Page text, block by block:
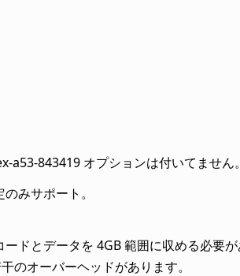
843419 オプションは付いてません。
みサポート。
ドとデータを 4GB 範囲に収める必要
のオーバーヘッドがあります。